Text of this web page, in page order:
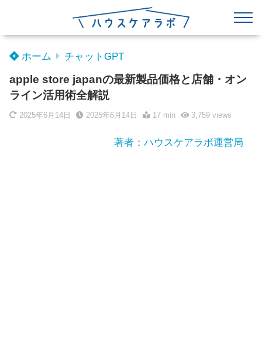
ホーム チャットGPT
apple store japanの最新製品価格と店舗・オン
ライン活用術全解説
2025年6月14日 2025年6月14日 17 min 3,759views
著者：ハウスケアラボ運営局